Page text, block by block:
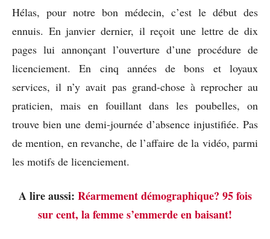
Hélas, pour notre bon médecin, c’est le début des
ennuis. En janvier dernier, il reçoit une lettre de dix
pages lui annonçant l’ouverture d’une procédure de
licenciement. En cinq années de bons et loyaux
services, il n’y avait pas grand-chose à reprocher au
praticien, mais en fouillant dans les poubelles, on
trouve bien une demi-journée d’absence injustifiée. Pas
de mention, en revanche, de l’affaire de la vidéo, parmi
les motifs de licenciement.
A lire aussi: Réarmement démographique? 95 fois
sur cent, la femme s’emmerde en baisant!